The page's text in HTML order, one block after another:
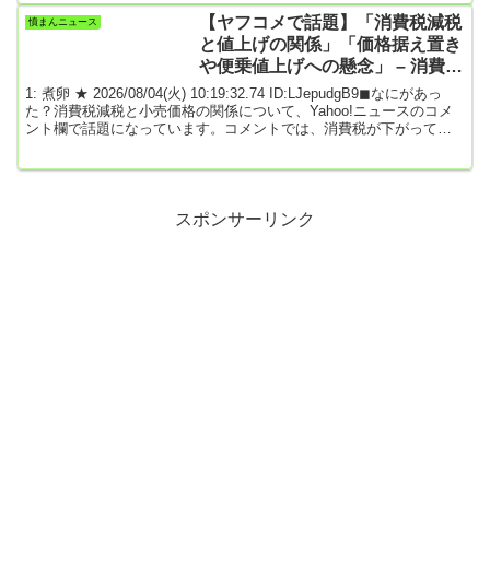
日、2月中旬から始まる春節の連休に向けて、改めて訪日自粛を呼び
かけた。肝心の観光地では、いま何が起こっているのか。「ありが
憤まんニュース
【ヤフコメで話題】「消費税減税
と値上げの関係」「価格据え置き
や便乗値上げへの懸念」 – 消費税
減税時の小売価格の動向に注目集
まる
1: 煮卵 ★ 2026/08/04(火) 10:19:32.74 ID:LJepudgB9◼なにがあっ
た？消費税減税と小売価格の関係について、Yahoo!ニュースのコメ
ント欄で話題になっています。コメントでは、消費税が下がっても
た。一方で、減税の代わりに給付...
スポンサーリンク